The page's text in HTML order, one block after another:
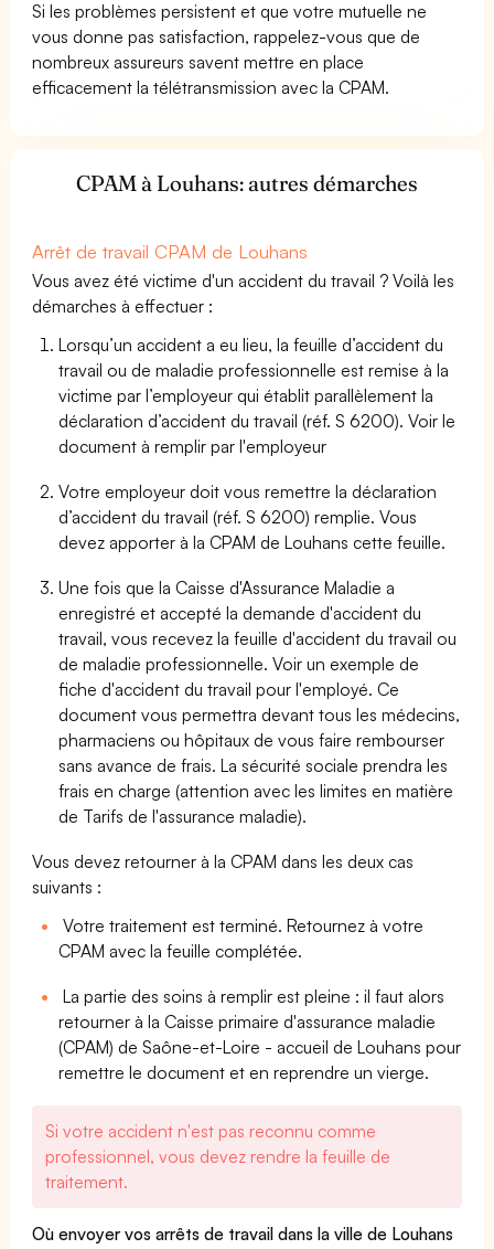
Si les problèmes persistent et que votre mutuelle ne
vous donne pas satisfaction, rappelez-vous que de
nombreux assureurs savent mettre en place
efficacement la télétransmission avec la CPAM.
CPAM à Louhans: autres démarches
Arrêt de travail CPAM de Louhans
Vous avez été victime d'un accident du travail ? Voilà les
démarches à effectuer :
Lorsqu’un accident a eu lieu, la feuille d’accident du
travail ou de maladie professionnelle est remise à la
victime par l’employeur qui établit parallèlement la
déclaration d’accident du travail (réf. S 6200). Voir le
document à remplir par l'employeur
Votre employeur doit vous remettre la déclaration
d’accident du travail (réf. S 6200) remplie. Vous
devez apporter à la CPAM de Louhans cette feuille.
Une fois que la Caisse d'Assurance Maladie a
enregistré et accepté la demande d'accident du
travail, vous recevez la feuille d'accident du travail ou
de maladie professionnelle. Voir un exemple de
fiche d'accident du travail pour l'employé. Ce
document vous permettra devant tous les médecins,
pharmaciens ou hôpitaux de vous faire rembourser
sans avance de frais. La sécurité sociale prendra les
frais en charge (attention avec les limites en matière
de Tarifs de l'assurance maladie).
Vous devez retourner à la CPAM dans les deux cas
suivants :
Votre traitement est terminé. Retournez à votre
CPAM avec la feuille complétée.
La partie des soins à remplir est pleine : il faut alors
retourner à la Caisse primaire d'assurance maladie
(CPAM) de Saône-et-Loire - accueil de Louhans pour
remettre le document et en reprendre un vierge.
Si votre accident n'est pas reconnu comme
professionnel, vous devez rendre la feuille de
traitement.
Où envoyer vos arrêts de travail dans la ville de Louhans